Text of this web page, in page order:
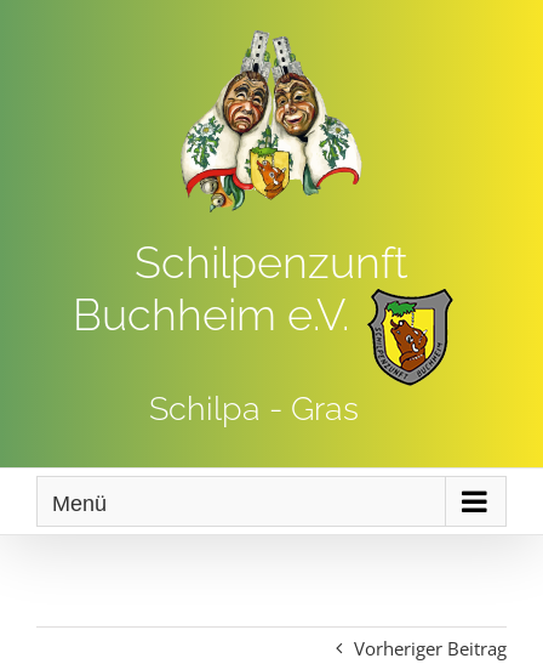
Schilpenzunft
Buchheim e.V.
Schilpa - Gras
Menü
Vorheriger Beitrag